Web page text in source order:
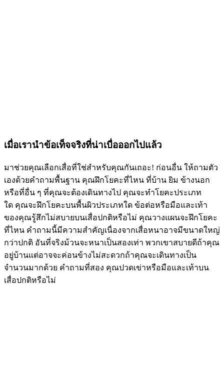
เมื่อเรานำข้อเท็จจริงที่น่าเบื่อออกไปแล้ว
มาช่วยคุณเลือกเสื่อที่ใช่สำหรับคุณกันเถอะ! ก่อนอื่น ให้ถามตัว
เองด้วยคำถามพื้นฐาน คุณฝึกโยคะที่ไหน ที่บ้าน ยิม ข้างนอก
หรือที่อื่น ๆ ที่คุณจะต้องเดินทางไป คุณจะทำโยคะประเภท
ใด คุณจะฝึกโยคะบนพื้นผิวประเภทใด ข้อต่อหรือมือและเท้า
ของคุณรู้สึกไม่สบายบนเสื่อปกติหรือไม่ คุณวางแผนจะฝึกโยคะ
ที่ไหน คำถามนี้มีความสำคัญเนื่องจากเสื่อหนาอาจมีขนาดใหญ่
กว่าปกติ อันที่จริงม้วนจะหนาเป็นสองเท่า พวกเขาสบายดีถ้าคุณ
อยู่บ้านแต่อาจจะค่อนข้างไม่สะดวกถ้าคุณจะเดินทางเป็น
จำนวนมากด้วย คำถามที่สอง คุณปวดเข่าหรือมือและเท้าบน
เสื่อปกติหรือไม่